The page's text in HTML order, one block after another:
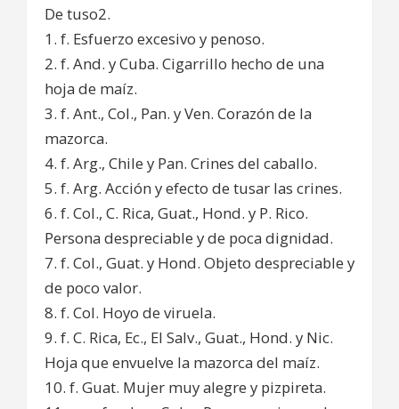
De tuso2.
1. f. Esfuerzo excesivo y penoso.
2. f. And. y Cuba. Cigarrillo hecho de una
hoja de maíz.
3. f. Ant., Col., Pan. y Ven. Corazón de la
mazorca.
4. f. Arg., Chile y Pan. Crines del caballo.
5. f. Arg. Acción y efecto de tusar las crines.
6. f. Col., C. Rica, Guat., Hond. y P. Rico.
Persona despreciable y de poca dignidad.
7. f. Col., Guat. y Hond. Objeto despreciable y
de poco valor.
8. f. Col. Hoyo de viruela.
9. f. C. Rica, Ec., El Salv., Guat., Hond. y Nic.
Hoja que envuelve la mazorca del maíz.
10. f. Guat. Mujer muy alegre y pizpireta.